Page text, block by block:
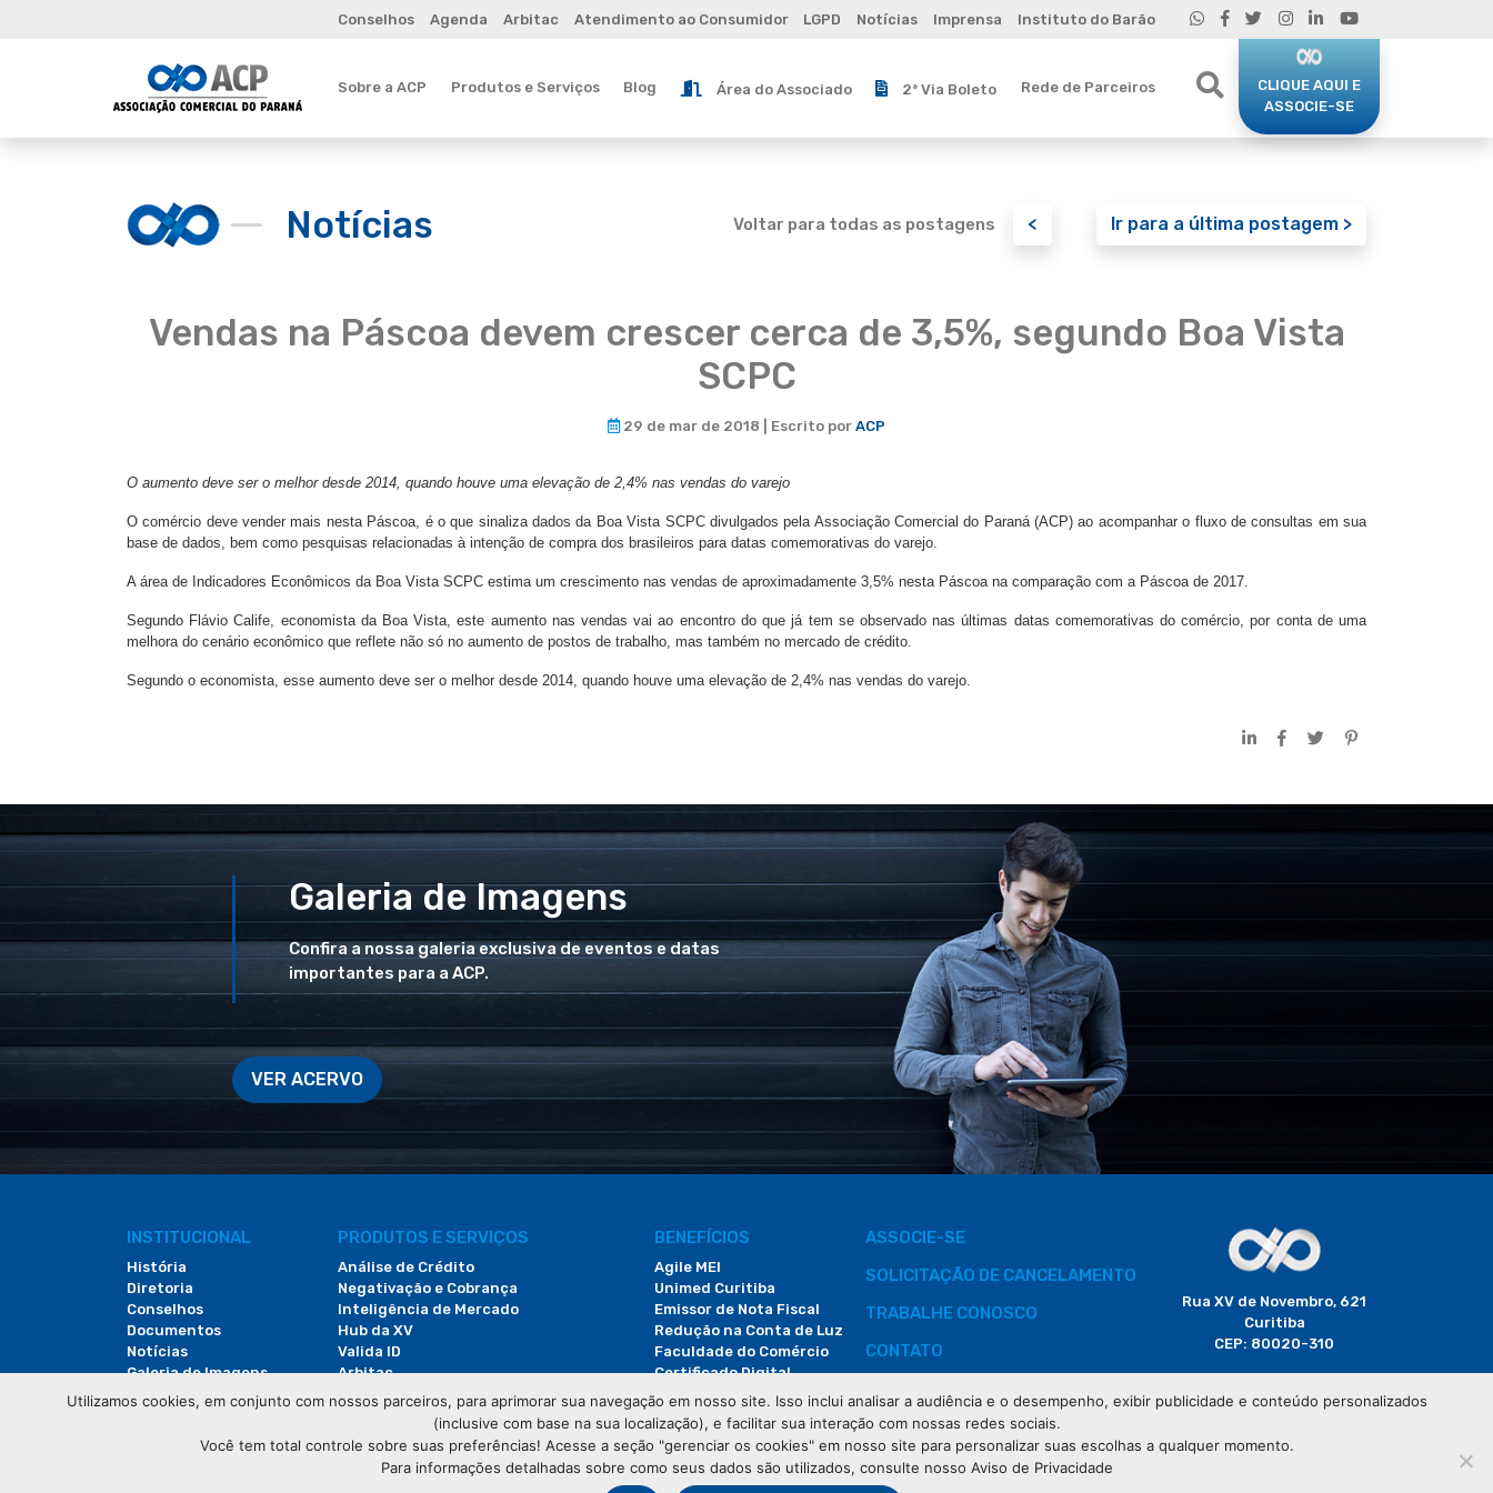
Conselhos Agenda Arbitac Atendimento ao Consumidor LGPD Notícias Imprensa Instituto do Barão
Sobre a ACP Produtos e Serviços Blog Área do Associado 2ª Via Boleto Rede de Parceiros
CLIQUE AQUI E
ASSOCIE-SE
Notícias Voltar para todas as postagens < Ir para a última postagem >
Vendas na Páscoa devem crescer cerca de 3,5%, segundo Boa Vista
SCPC
29 de mar de 2018 | Escrito por ACP
O aumento deve ser o melhor desde 2014, quando houve uma elevação de 2,4% nas vendas do varejo
O comércio deve vender mais nesta Páscoa, é o que sinaliza dados da Boa Vista SCPC divulgados pela Associação Comercial do Paraná (ACP) ao acompanhar o fluxo de consultas em sua
base de dados, bem como pesquisas relacionadas à intenção de compra dos brasileiros para datas comemorativas do varejo.
A área de Indicadores Econômicos da Boa Vista SCPC estima um crescimento nas vendas de aproximadamente 3,5% nesta Páscoa na comparação com a Páscoa de 2017.
Segundo Flávio Calife, economista da Boa Vista, este aumento nas vendas vai ao encontro do que já tem se observado nas últimas datas comemorativas do comércio, por conta de uma
melhora do cenário econômico que reflete não só no aumento de postos de trabalho, mas também no mercado de crédito.
Segundo o economista, esse aumento deve ser o melhor desde 2014, quando houve uma elevação de 2,4% nas vendas do varejo.
Galeria de Imagens
Confira a nossa galeria exclusiva de eventos e datas
importantes para a ACP.
VER ACERVO
INSTITUCIONAL
História
Diretoria
Conselhos
Documentos
Notícias
Galeria de Imagens
Revista do Comércio
PRODUTOS E SERVIÇOS
Análise de Crédito
Negativação e Cobrança
Inteligência de Mercado
Hub da XV
Valida ID
Arbitac
Locação de Espaços
BENEFÍCIOS
Agile MEI
Unimed Curitiba
Emissor de Nota Fiscal
Redução na Conta de Luz
Faculdade do Comércio
Certificado Digital
ASSOCIE-SE
SOLICITAÇÃO DE CANCELAMENTO
TRABALHE CONOSCO
CONTATO
DEMANDAS JUDICIAIS
Rua XV de Novembro, 621
Curitiba
CEP: 80020-310
(41) 3320-2929
Utilizamos cookies, em conjunto com nossos parceiros, para aprimorar sua navegação em nosso site. Isso inclui analisar a audiência e o desempenho, exibir publicidade e conteúdo personalizados
(inclusive com base na sua localização), e facilitar sua interação com nossas redes sociais.
Você tem total controle sobre suas preferências! Acesse a seção "gerenciar os cookies" em nosso site para personalizar suas escolhas a qualquer momento.
Para informações detalhadas sobre como seus dados são utilizados, consulte nosso Aviso de Privacidade